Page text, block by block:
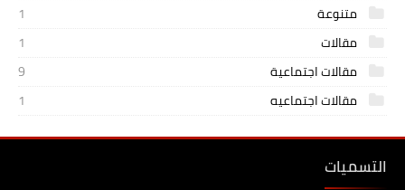
متنوعة
1
مقالات
1
مقالات اجتماعية
9
مقالات اجتماعيه
1
التسميات